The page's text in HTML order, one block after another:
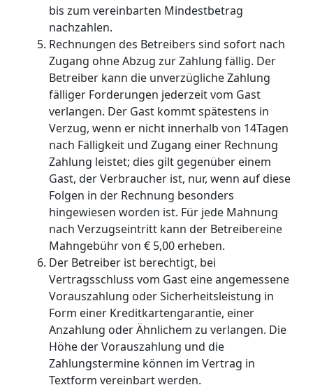
bis zum vereinbarten Mindestbetrag
nachzahlen.
Rechnungen des Betreibers sind sofort nach
Zugang ohne Abzug zur Zahlung fällig. Der
Betreiber kann die unverzügliche Zahlung
fälliger Forderungen jederzeit vom Gast
verlangen. Der Gast kommt spätestens in
Verzug, wenn er nicht innerhalb von 14Tagen
nach Fälligkeit und Zugang einer Rechnung
Zahlung leistet; dies gilt gegenüber einem
Gast, der Verbraucher ist, nur, wenn auf diese
Folgen in der Rechnung besonders
hingewiesen worden ist. Für jede Mahnung
nach Verzugseintritt kann der Betreibereine
Mahngebühr von € 5,00 erheben.
Der Betreiber ist berechtigt, bei
Vertragsschluss vom Gast eine angemessene
Vorauszahlung oder Sicherheitsleistung in
Form einer Kreditkartengarantie, einer
Anzahlung oder Ähnlichem zu verlangen. Die
Höhe der Vorauszahlung und die
Zahlungstermine können im Vertrag in
Textform vereinbart werden.